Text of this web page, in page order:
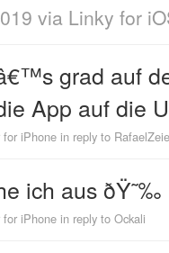
via Linky for
grad auf
App auf die
for iPhone in reply to
ich aus ðŸ˜‰
for iPhone in reply to Ockali